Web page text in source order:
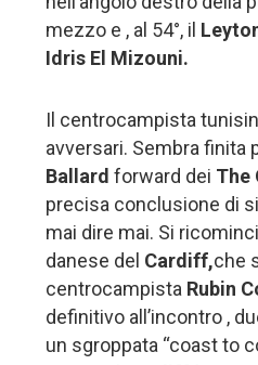
mezzo e , al 54°, il
Idris El Mizouni.
Il centrocampista
avversari. Sembra finita
Ballard forward dei The
precisa conclusione di
mai dire mai. Si
danese del Cardiff,che
centrocampista Rubin
definitivo all’incontro ,
un sgroppata “coast to